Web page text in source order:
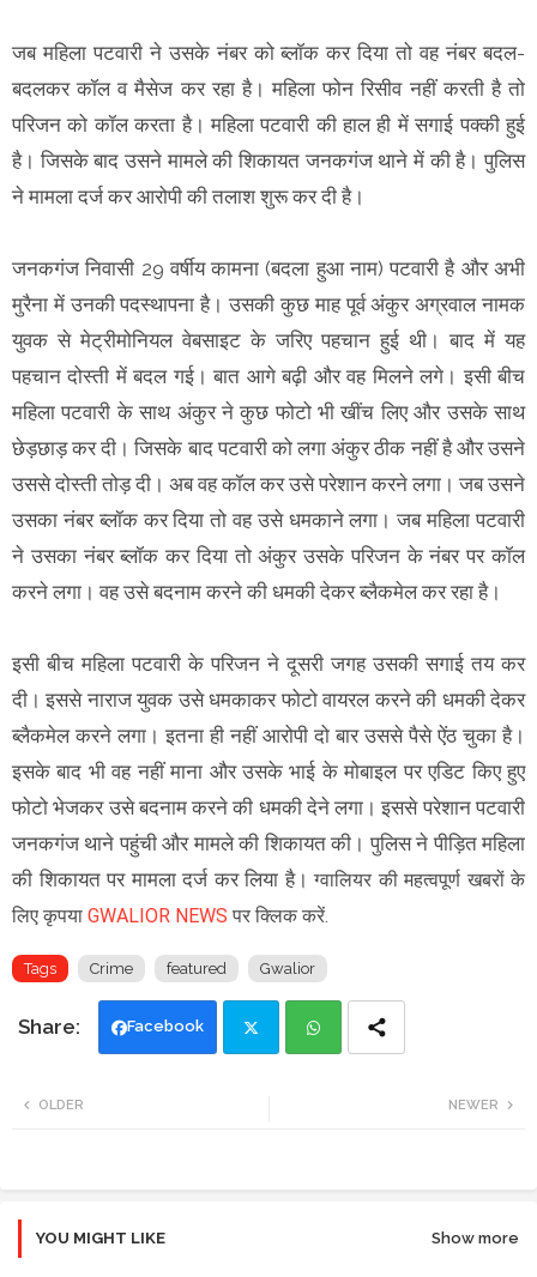
जब महिला पटवारी ने उसके नंबर को ब्लॉक कर दिया तो वह नंबर बदल-
बदलकर कॉल व मैसेज कर रहा है। महिला फोन रिसीव नहीं करती है तो
परिजन को कॉल करता है। महिला पटवारी की हाल ही में सगाई पक्की हुई
है। जिसके बाद उसने मामले की शिकायत जनकगंज थाने में की है। पुलिस
ने मामला दर्ज कर आरोपी की तलाश शुरू कर दी है।
जनकगंज निवासी 29 वर्षीय कामना (बदला हुआ नाम) पटवारी है और अभी
मुरैना में उनकी पदस्थापना है। उसकी कुछ माह पूर्व अंकुर अग्रवाल नामक
युवक से मेट्रीमोनियल वेबसाइट के जरिए पहचान हुई थी। बाद में यह
पहचान दोस्ती में बदल गई। बात आगे बढ़ी और वह मिलने लगे। इसी बीच
महिला पटवारी के साथ अंकुर ने कुछ फोटो भी खींच लिए और उसके साथ
छेड़छाड़ कर दी। जिसके बाद पटवारी को लगा अंकुर ठीक नहीं है और उसने
उससे दोस्ती तोड़ दी। अब वह कॉल कर उसे परेशान करने लगा। जब उसने
उसका नंबर ब्लॉक कर दिया तो वह उसे धमकाने लगा। जब महिला पटवारी
ने उसका नंबर ब्लॉक कर दिया तो अंकुर उसके परिजन के नंबर पर कॉल
करने लगा। वह उसे बदनाम करने की धमकी देकर ब्लैकमेल कर रहा है।
इसी बीच महिला पटवारी के परिजन ने दूसरी जगह उसकी सगाई तय कर
दी। इससे नाराज युवक उसे धमकाकर फोटो वायरल करने की धमकी देकर
ब्लैकमेल करने लगा। इतना ही नहीं आरोपी दो बार उससे पैसे ऐंठ चुका है।
इसके बाद भी वह नहीं माना और उसके भाई के मोबाइल पर एडिट किए हुए
फोटो भेजकर उसे बदनाम करने की धमकी देने लगा। इससे परेशान पटवारी
जनकगंज थाने पहुंची और मामले की शिकायत की। पुलिस ने पीड़ित महिला
की शिकायत पर मामला दर्ज कर लिया है। ग्वालियर की महत्वपूर्ण खबरों के
लिए कृपया GWALIOR NEWS पर क्लिक करें.
Tags Crime featured Gwalior
Facebook
NEWER
OLDER
YOU MIGHT LIKE Show more